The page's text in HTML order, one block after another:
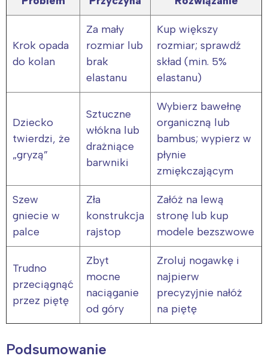
Krok opada
do kolan
Za mały
rozmiar lub
brak
elastanu
Kup większy
rozmiar; sprawdź
skład (min. 5%
elastanu)
Dziecko
twierdzi, że
„gryzą”
Sztuczne
włókna lub
drażniące
barwniki
Wybierz bawełnę
organiczną lub
bambus; wypierz w
płynie
zmiękczającym
Szew
gniecie w
palce
Zła
konstrukcja
rajstop
Załóż na lewą
stronę lub kup
modele bezszwowe
Trudno
przeciągnąć
przez piętę
Zbyt
mocne
naciąganie
od góry
Zroluj nogawkę i
najpierw
precyzyjnie nałóż
na piętę
Podsumowanie